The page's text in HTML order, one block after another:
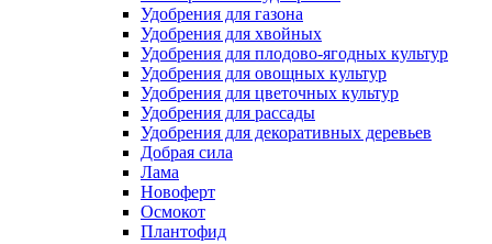
Удобрения для газона
Удобрения для хвойных
Удобрения для плодово-ягодных культур
Удобрения для овощных культур
Удобрения для цветочных культур
Удобрения для рассады
Удобрения для декоративных деревьев
Добрая сила
Лама
Новоферт
Осмокот
Плантофид